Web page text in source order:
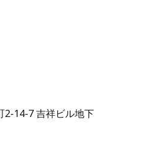
2-14-7 吉祥ビル地下